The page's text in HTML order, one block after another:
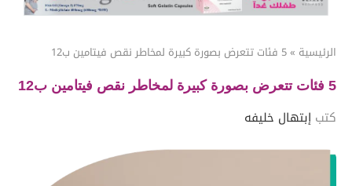
الرئيسية »5 فئات تتعرض بصورة كبيرة لمخاطر نقص فيتامين ب12
5 فئات تتعرض بصورة كبيرة لمخاطر نقص فيتامين ب12
كتب إبتهال خليفه